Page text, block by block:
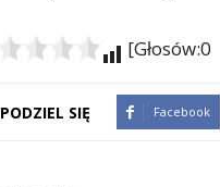
PODZIEL SIĘ Facebook